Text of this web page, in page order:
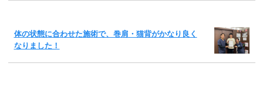
体の状態に合わせた施術で、巻肩・猫背がかなり良く
なりました！